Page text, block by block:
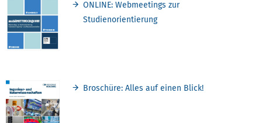
ONLINE: Webmeetings zur
Studienorientierung
Broschüre: Alles auf einen Blick!